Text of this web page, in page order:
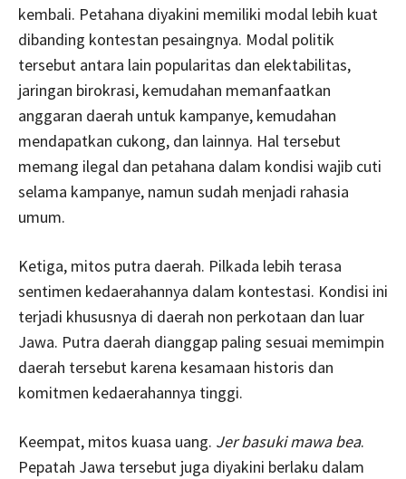
kembali. Petahana diyakini memiliki modal lebih kuat
dibanding kontestan pesaingnya. Modal politik
tersebut antara lain popularitas dan elektabilitas,
jaringan birokrasi, kemudahan memanfaatkan
anggaran daerah untuk kampanye, kemudahan
mendapatkan cukong, dan lainnya. Hal tersebut
memang ilegal dan petahana dalam kondisi wajib cuti
selama kampanye, namun sudah menjadi rahasia
umum.
Ketiga, mitos putra daerah. Pilkada lebih terasa
sentimen kedaerahannya dalam kontestasi. Kondisi ini
terjadi khususnya di daerah non perkotaan dan luar
Jawa. Putra daerah dianggap paling sesuai memimpin
daerah tersebut karena kesamaan historis dan
komitmen kedaerahannya tinggi.
Keempat, mitos kuasa uang. Jer basuki mawa bea.
Pepatah Jawa tersebut juga diyakini berlaku dalam